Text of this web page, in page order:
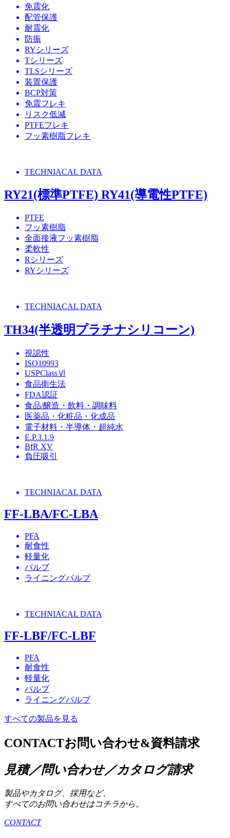
免震化
配管保護
耐震化
防振
RYシリーズ
Tシリーズ
TLSシリーズ
装置保護
BCP対策
免震フレキ
リスク低減
PTFEフレキ
フッ素樹脂フレキ
TECHNIACAL DATA
RY21(標準PTFE) RY41(導電性PTFE)
PTFE
フッ素樹脂
全面接液フッ素樹脂
柔軟性
Rシリーズ
RYシリーズ
TECHNIACAL DATA
TH34(半透明プラチナシリコーン)
視認性
ISO10993
USPClassⅥ
食品衛生法
FDA認証
食品/醸造・飲料・調味料
医薬品・化粧品・化成品
電子材料・半導体・超純水
E.P.3.1.9
BfR XV
負圧吸引
TECHNIACAL DATA
FF-LBA/FC-LBA
PFA
耐食性
軽量化
バルブ
ライニングバルブ
TECHNIACAL DATA
FF-LBF/FC-LBF
PFA
耐食性
軽量化
バルブ
ライニングバルブ
すべての製品を見る
CONTACTお問い合わせ&資料請求
見積／問い合わせ／カタログ請求
製品やカタログ、採用など、
すべてのお問い合わせはコチラから。
CONTACT